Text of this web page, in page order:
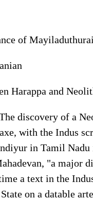
of
Harappa and
discovery of a
with the Indus
in Tamil Nadu
"a major
a text in the
on a datable